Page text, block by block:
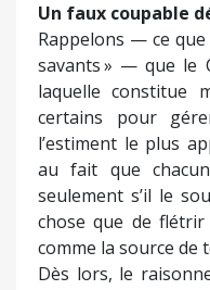
Un faux coupable
Rappelons — ce
savants » — que le
laquelle constitue
certains pour
l’estiment le plus
au fait que
seulement s’il le
chose que de
comme la source de
Dès lors, le